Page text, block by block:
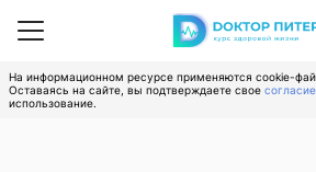
На информационном ресурсе применяются cookie-
Оставаясь на сайте, вы подтверждаете свое согласие
использование.